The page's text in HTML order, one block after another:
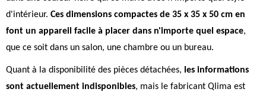
d'intérieur. Ces dimensions compactes de 35 x 35 x 50 cm en
font un appareil facile à placer dans n'importe quel espace,
que ce soit dans un salon, une chambre ou un bureau.
Quant à la disponibilité des pièces détachées, les informations
sont actuellement indisponibles, mais le fabricant Qlima est